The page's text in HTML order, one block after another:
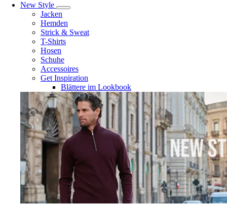
New Style
Jacken
Hemden
Strick & Sweat
T-Shirts
Hosen
Schuhe
Accessoires
Get Inspiration
Blättere im Lookbook